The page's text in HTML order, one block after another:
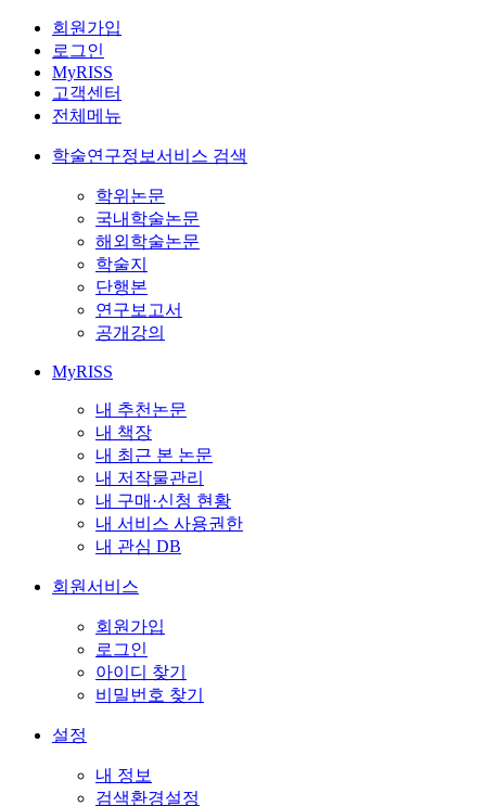
회원가입
로그인
MyRISS
고객센터
전체메뉴
학술연구정보서비스 검색
학위논문
국내학술논문
해외학술논문
학술지
단행본
연구보고서
공개강의
MyRISS
내 추천논문
내 책장
내 최근 본 논문
내 저작물관리
내 구매·신청 현황
내 서비스 사용권한
내 관심 DB
회원서비스
회원가입
로그인
아이디 찾기
비밀번호 찾기
설정
내 정보
검색환경설정